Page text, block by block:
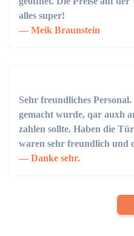
alles super!
Meik Braunstein
Sehr freundliches
gemacht wurde, qar auxh
zahlen sollte. Haben die
waren sehr freundlich und
Danke sehr.